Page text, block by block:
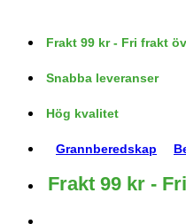
contentFrakt 99 kr - Fri frakt
Snabba leveranser
Hög kvalitet
Grannberedskap
Frakt 99 kr -